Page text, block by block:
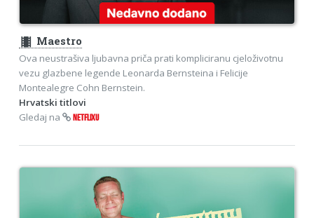
theaters Maestro
Ova neustrašiva ljubavna priča prati kompliciranu cjeloživotnu
vezu glazbene legende Leonarda Bernsteina i Felicije
Montealegre Cohn Bernstein.
Hrvatski titlovi
Gledaj na
NETFLIXU